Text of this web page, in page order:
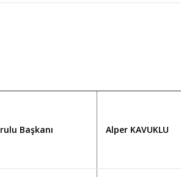
Başkanı Alper KAVUKLU